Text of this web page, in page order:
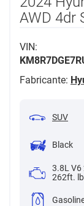
AWD 4dr
VIN:
Fabricante:
SUV
Black
3.8L V6
262ft.